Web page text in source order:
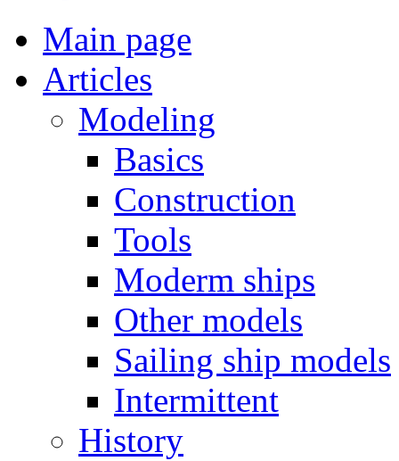
Main page
Articles
Modeling
Basics
Construction
Tools
Moderm ships
Other models
Sailing ship models
Intermittent
History